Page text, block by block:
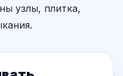
узлы, плитка,